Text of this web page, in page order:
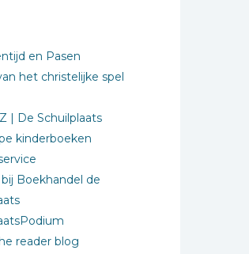
en Pasen
het christelijke spel
| De Schuilplaats
kinderboeken
Boekhandel de
reader blog